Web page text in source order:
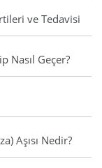
ve Tedavisi
Nasıl Geçer?
Aşısı Nedir?